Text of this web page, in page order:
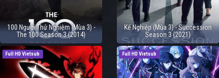
100 Người Thử Nghiệm (Mùa 3) -
The 100 Season 3 (2014)
Kế Nghiệp (Mùa 3) - Succession
Season 3 (2021)
Full HD Vietsub Full HD Vietsub